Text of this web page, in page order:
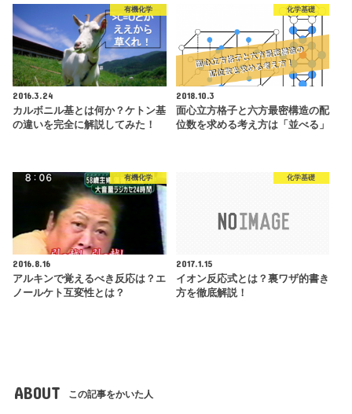
有機化学
2016.3.24
カルボニル基とは何か？ケトン基
の違いを完全に解説してみた！
化学基礎
2018.10.3
面心立方格子と六方最密構造の配
位数を求める考え方は「並べる」
有機化学
2016.8.16
アルキンで覚えるべき反応は？エ
ノールケト互変性とは？
化学基礎
2017.1.15
イオン反応式とは？裏ワザ的書き
方を徹底解説！
ABOUT この記事をかいた人